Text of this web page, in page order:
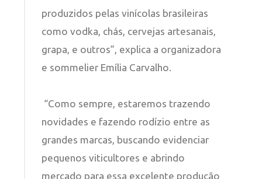
produzidos pelas vinícolas brasileiras
como vodka, chás, cervejas artesanais,
grapa, e outros”, explica a organizadora
e sommelier Emília Carvalho.
“Como sempre, estaremos trazendo
novidades e fazendo rodízio entre as
grandes marcas, buscando evidenciar
pequenos viticultores e abrindo
mercado para essa excelente produção